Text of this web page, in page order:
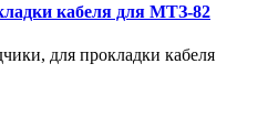
кабeля для МTЗ-82
для прокладки кабeля